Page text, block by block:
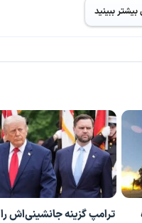
بیشتر ببینید
ترامپ گزینه جانشینی‌اش را